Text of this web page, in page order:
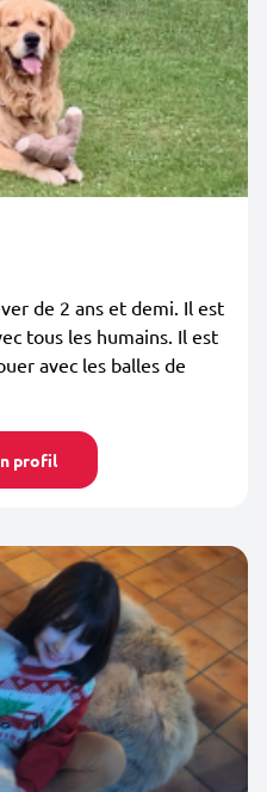
de 2 ans et demi. Il est
tous les humains. Il est
avec les balles de
profil